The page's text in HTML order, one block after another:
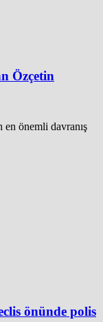
Özçetin
önemli davranış
önünde polis